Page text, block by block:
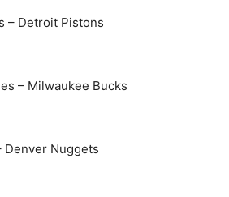
– Detroit Pistons
– Milwaukee Bucks
Denver Nuggets